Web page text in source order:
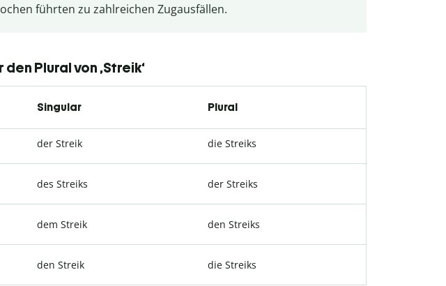
führten zu zahlreichen Zugausfällen.
Plural von ‚Streik‘
Singular Plural
der Streik die Streiks
des Streiks der Streiks
dem Streik den Streiks
den Streik die Streiks